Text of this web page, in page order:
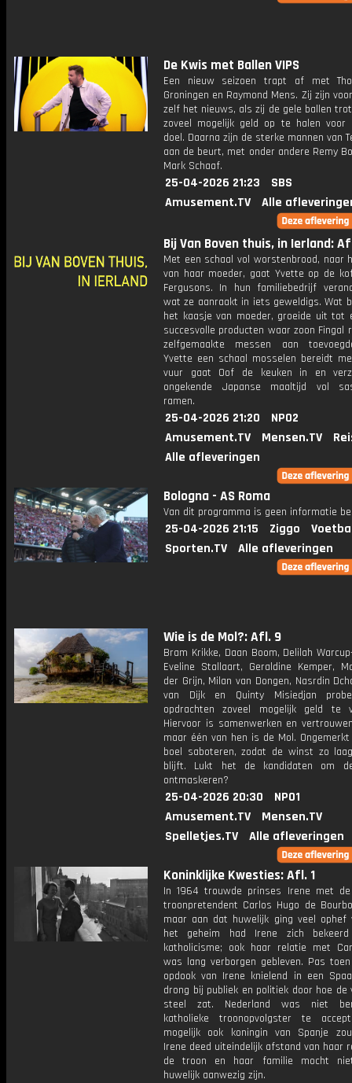
De Kwis met Ballen VIPS
Een nieuw seizoen trapt af met
Groningen en Raymond Mens. Zij zijn
zelf het nieuws, als zij de gele ballen
zoveel mogelijk geld op te halen voor
doel. Daarna zijn de sterke mannen van
aan de beurt, met onder andere Remy
Mark Schaaf.
25-04-2026 21:23
SBS
Amusement.TV
Alle
Bij Van Boven thuis, in Ierland:
Met een schaal vol worstenbrood, naar
van haar moeder, gaat Yvette op de
Fergusons. In hun familiebedrijf
wat ze aanraakt in iets geweldigs. Wat
het kaasje van moeder, groeide uit tot
succesvolle producten waar zoon Fingal
zelfgemaakte messen aan
Yvette een schaal mosselen bereidt
vuur gaat Oof de keuken in en
ongekende Japanse maaltijd vol
ramen.
25-04-2026 21:20
NPO2
Amusement.TV
Mensen.TV
Alle afleveringen
Bologna - AS Roma
Van dit programma is geen informatie
25-04-2026 21:15 Ziggo
Sporten.TV
Alle afleveringen
Wie is de Mol?: Afl. 9
Bram Krikke, Daan Boom, Delilah
Eveline Stallaart, Geraldine Kemper,
der Grijn, Milan van Dongen, Nasrdin
van Dijk en Quinty Misiedjan
opdrachten zoveel mogelijk geld te
Hiervoor is samenwerken en
maar één van hen is de Mol.
boel saboteren, zodat de winst zo
blijft. Lukt het de kandidaten om
ontmaskeren?
25-04-2026 20:30
NPO1
Amusement.TV
Mensen.TV
Spelletjes.TV
Alle afleveringen
Koninklijke Kwesties: Afl. 1
In 1964 trouwde prinses Irene met de
troonpretendent Carlos Hugo de
maar aan dat huwelijk ging veel ophef
het geheim had Irene zich
katholicisme; ook haar relatie met
was lang verborgen gebleven. Pas
opdook van Irene knielend in een
drong bij publiek en politiek door hoe de
steel zat. Nederland was niet
katholieke troonopvolgster te
mogelijk ook koningin van Spanje
Irene deed uiteindelijk afstand van haar
de troon en haar familie mocht
huwelijk aanwezig zijn.